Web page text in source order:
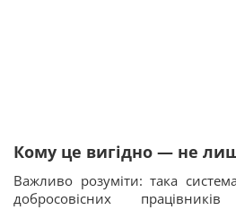
Кому це вигідно — не
Важливо розуміти: така
добросовісних